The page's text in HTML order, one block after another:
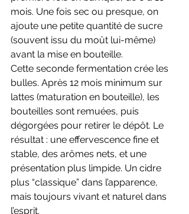
mois. Une fois sec ou presque, on
ajoute une petite quantité de sucre
(souvent issu du moût lui-même)
avant la mise en bouteille.
Cette seconde fermentation crée les
bulles. Après 12 mois minimum sur
lattes (maturation en bouteille), les
bouteilles sont remuées, puis
dégorgées pour retirer le dépôt. Le
résultat : une effervescence fine et
stable, des arômes nets, et une
présentation plus limpide. Un cidre
plus “classique” dans l’apparence,
mais toujours vivant et naturel dans
l’esprit.